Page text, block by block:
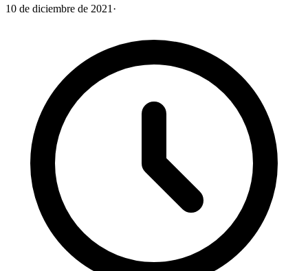
10 de diciembre de 2021·